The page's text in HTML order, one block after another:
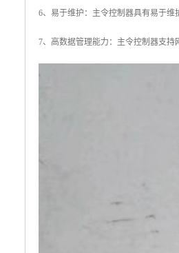
6、易于维护：主令控制器具有易于维
7、高数据管理能力：主令控制器支持